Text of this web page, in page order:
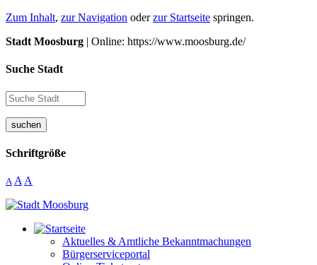
Zum Inhalt, zur Navigation oderzur Startseite springen.
Stadt Moosburg | Online: https://www.moosburg.de/
Suche Stadt
suchen
Schriftgröße
A A A
Aktuelles & Amtliche Bekanntmachungen
Bürgerserviceportal